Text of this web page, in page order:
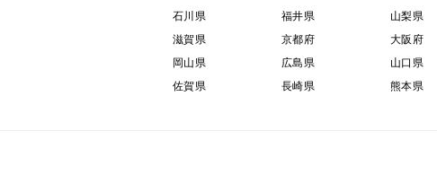
石川県
福井県 山梨県
滋賀県
京都府 大阪府
岡山県
広島県 山口県
佐賀県
長崎県 熊本県